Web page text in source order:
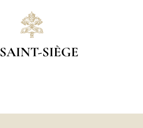
SAINT-SIÈGE